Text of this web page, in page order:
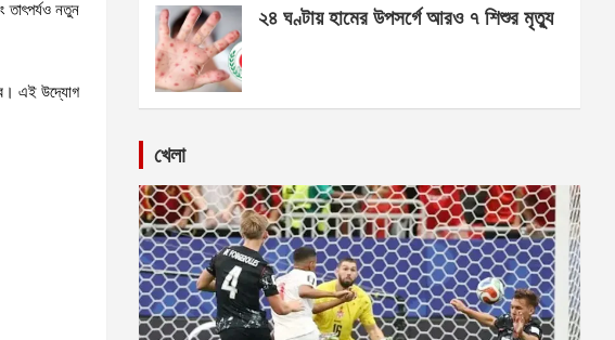
তাৎপর্যও নতুন
এই উদ্যোগ
২৪ ঘণ্টায় হামের উপসর্গে আরও ৭ শিশুর মৃত্যু
খেলা